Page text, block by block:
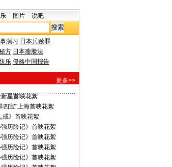
图片 说吧
演习 日本兵赎罪
方 日本瘦脸法
乐 侵略中国报告
更多>>
星首映花絮
四宝"上海首映花絮
,戒》首映花絮
强历险记》首映花絮
强历险记》首映花絮
强历险记》首映花絮
强历险记》首映花絮